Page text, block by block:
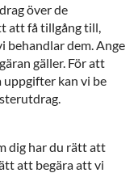
över de
att få tillgång till,
behandlar dem. Ange
gäller. För att
uppgifter kan vi be
dig har du rätt att
att begära att vi